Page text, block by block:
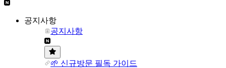
공지사항
공지사항
🌱 신규방문 필독 가이드